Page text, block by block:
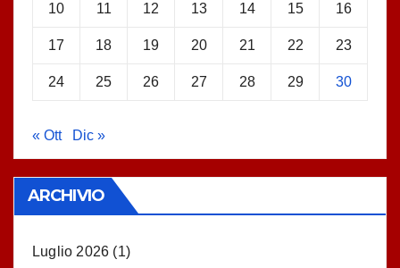
10 11 12 13 14 15 16
17 18 19 20 21 22 23
24 25 26 27 28 29 30
« Ott Dic »
ARCHIVIO
Luglio 2026 (1)